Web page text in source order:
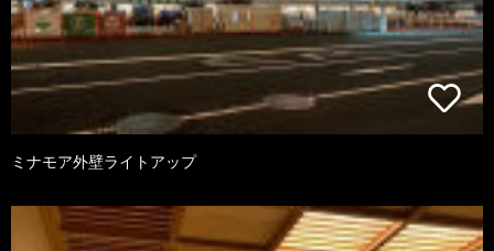
ミナモア外壁ライトアップ